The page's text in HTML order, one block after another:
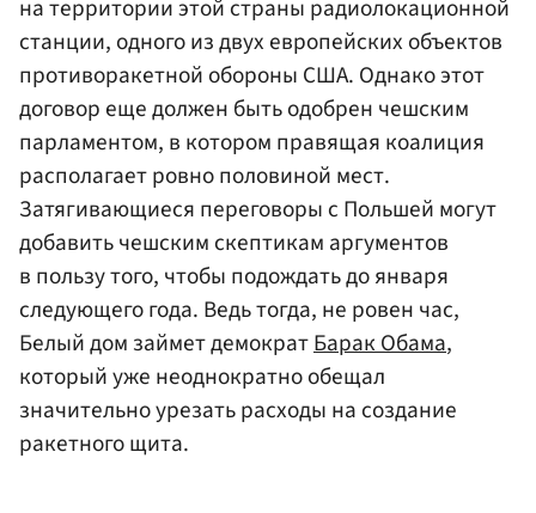
на территории этой страны радиолокационной
станции, одного из двух европейских объектов
противоракетной обороны США. Однако этот
договор еще должен быть одобрен чешским
парламентом, в котором правящая коалиция
располагает ровно половиной мест.
Затягивающиеся переговоры с Польшей могут
добавить чешским скептикам аргументов
в пользу того, чтобы подождать до января
следующего года. Ведь тогда, не ровен час,
Белый дом займет демократБарак Обама,
который уже неоднократно обещал
значительно урезать расходы на создание
ракетного щита.